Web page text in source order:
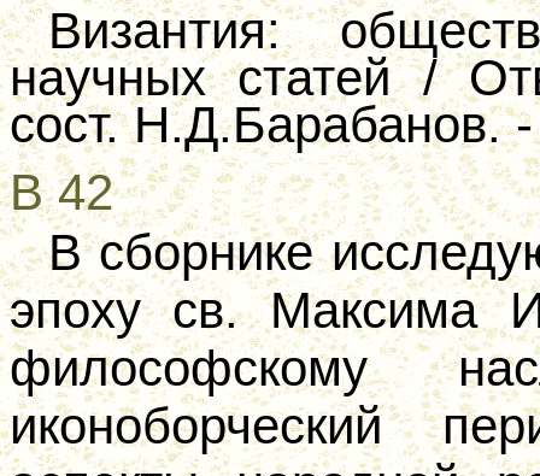
Византия:
научных статей /
сост. Н.Д.Барабанов.
В 42
В сборнике
эпоху св. Максима
философскому
иконоборческий